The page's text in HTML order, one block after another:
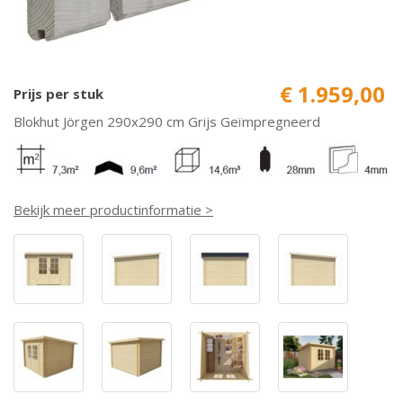
Prijs per stuk € 1.959,00
Blokhut Jörgen 290x290 cm Grijs Geïmpregneerd
Bekijk meer productinformatie >